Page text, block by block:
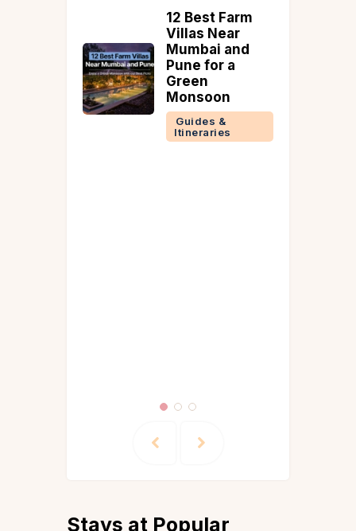
18 Most
Photogenic
Monsoon
Destinations in
India: Misty
Hills,
Waterfalls &
Living Root
Bridges
Stays at Popular